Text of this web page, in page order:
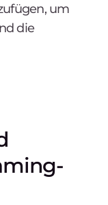
um
die